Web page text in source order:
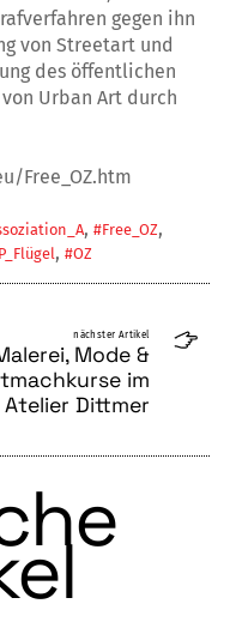
gegen ihn
von Streetart und
des öffentlichen
Urban Art durch
Free_OZ.htm
, #Free_OZ,
, #OZ
nächster Artikel
Mode &
im
Atelier Dittmer